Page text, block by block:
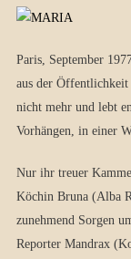
Paris, September
aus der Öffentlichkeit
nicht mehr und lebt
Vorhängen, in einer
Nur ihr treuer
Köchin Bruna (Alba
zunehmend Sorgen
Reporter Mandrax